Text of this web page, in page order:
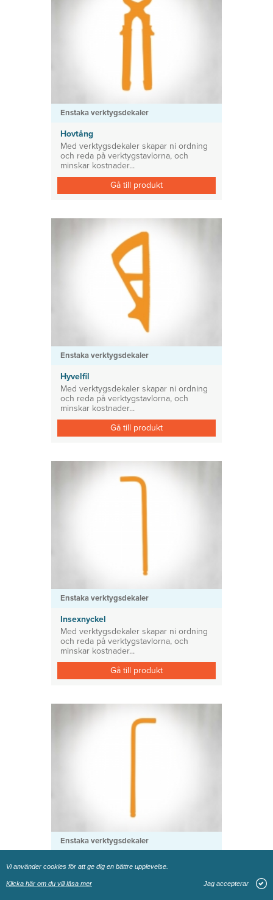
Vi använder cookies för att ge dig en bättre upplevelse.
Klicka här om du vill läsa mer Jag accepterar
Enstaka verktygsdekaler
Hovtång
Med verktygsdekaler skapar ni ordning
och reda på verktygstavlorna, och
minskar kostnader...
Gå till produkt
Enstaka verktygsdekaler
Hyvelfil
Med verktygsdekaler skapar ni ordning
och reda på verktygstavlorna, och
minskar kostnader...
Gå till produkt
Enstaka verktygsdekaler
Insexnyckel
Med verktygsdekaler skapar ni ordning
och reda på verktygstavlorna, och
minskar kostnader...
Gå till produkt
Enstaka verktygsdekaler
Insexnyckel
och reda på verktygstavlorna, och